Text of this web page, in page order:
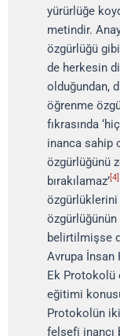
yürürlüğe
metindir.
özgürlüğü
de herkesin
olduğundan,
öğrenme
fıkrasında
inanca sahip
özgürlüğünü
bırakılamaz’[4]
belirtilmişse
Avrupa İnsan
Ek Protokolü
eğitimi
Protokolün
felsefi